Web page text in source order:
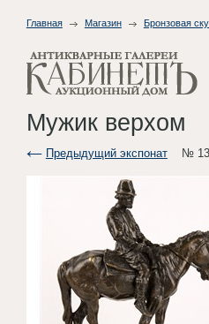
Главная Магазин Бронзовая
Мужик верхом
Предыдущий экспонат№